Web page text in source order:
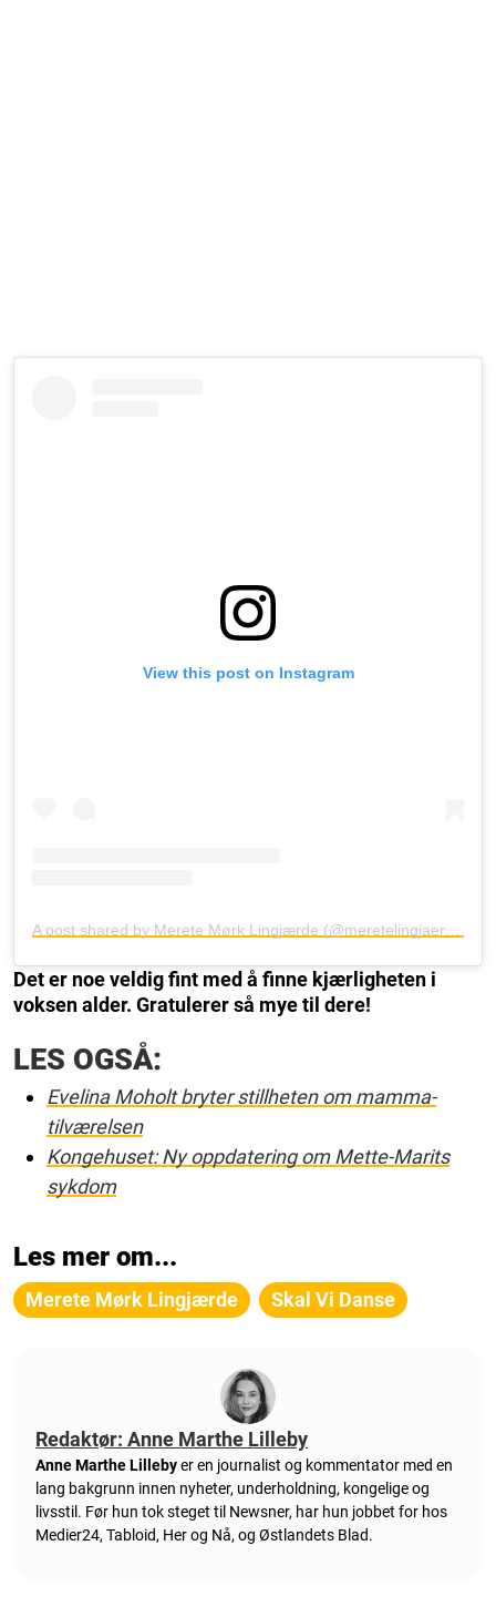
View this post on Instagram
Det er noe veldig fint med å finne kjærligheten i
voksen alder. Gratulerer så mye til dere!
LES OGSÅ:
Evelina Moholt bryter stillheten om mamma-
tilværelsen
Kongehuset: Ny oppdatering om Mette-Marits
sykdom
Les mer om...
Merete Mørk Lingjærde Skal Vi Danse
Redaktør: Anne Marthe Lilleby
Anne Marthe Lillebyer en journalist og kommentator med en
lang bakgrunn innen nyheter, underholdning, kongelige og
livsstil. Før hun tok steget til Newsner, har hun jobbet for hos
Medier24, Tabloid, Her og Nå, og Østlandets Blad.